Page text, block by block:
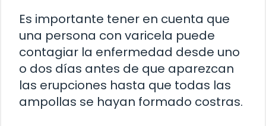
Es importante tener en cuenta que
una persona con varicela puede
contagiar la enfermedad desde uno
o dos días antes de que aparezcan
las erupciones hasta que todas las
ampollas se hayan formado costras.